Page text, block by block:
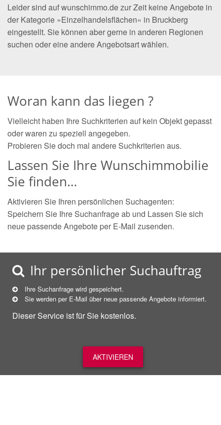
Leider sind auf wunschimmo.de zur Zeit keine Angebote in
der Kategorie »Einzelhandelsflächen« in Bruckberg
eingestellt. Sie können aber gerne in anderen Regionen
suchen oder eine andere Angebotsart wählen.
Woran kann das liegen ?
Vielleicht haben Ihre Suchkriterien auf kein Objekt gepasst
oder waren zu speziell angegeben.
Probieren Sie doch mal andere Suchkriterien aus.
Lassen Sie Ihre Wunschimmobilie
Sie finden…
Aktivieren Sie Ihren persönlichen Suchagenten:
Speichern Sie Ihre Suchanfrage ab und Lassen Sie sich
neue passende Angebote per E-Mail zusenden.
Ihr persönlicher Suchauftrag
Ihre Suchanfrage wird gespeichert.
Sie werden per E-Mail über neue passende Angebote informiert.
Dieser Service ist für Sie kostenlos.
AKTIVIEREN